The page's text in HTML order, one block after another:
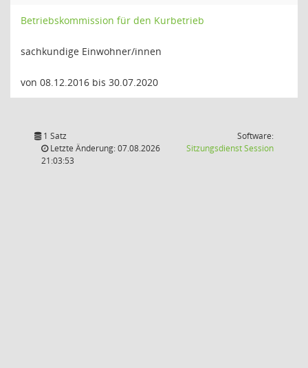
Betriebskommission für den Kurbetrieb
sachkundige Einwohner/innen
von 08.12.2016 bis 30.07.2020
1 Satz
Letzte Änderung: 07.08.2026
21:03:53
Software:
SitzungsdienstSession(Wird in